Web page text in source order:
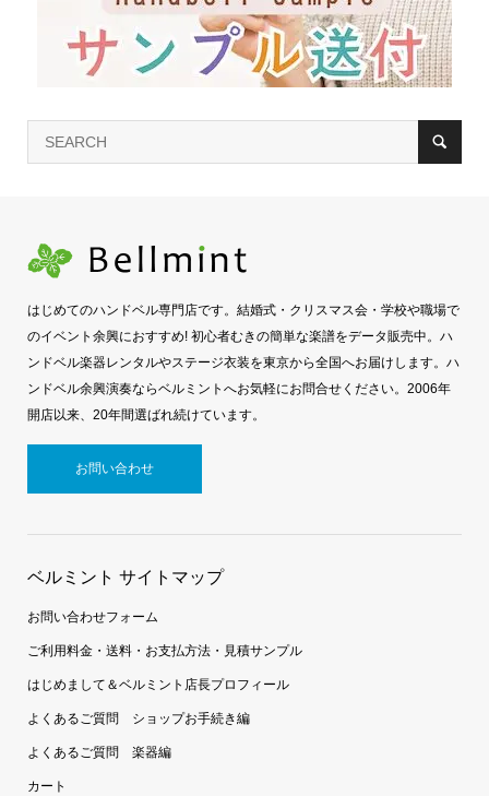
はじめてのハンドベル専門店です。結婚式・クリスマス会・学校や職場で
のイベント余興におすすめ! 初心者むきの簡単な楽譜をデータ販売中。ハ
ンドベル楽器レンタルやステージ衣装を東京から全国へお届けします。ハ
ンドベル余興演奏ならベルミントへお気軽にお問合せください。2006年
開店以来、20年間選ばれ続けています。
お問い合わせ
ベルミント サイトマップ
お問い合わせフォーム
ご利用料金・送料・お支払方法・見積サンプル
はじめまして＆ベルミント店長プロフィール
よくあるご質問 ショップお手続き編
よくあるご質問 楽器編
カート